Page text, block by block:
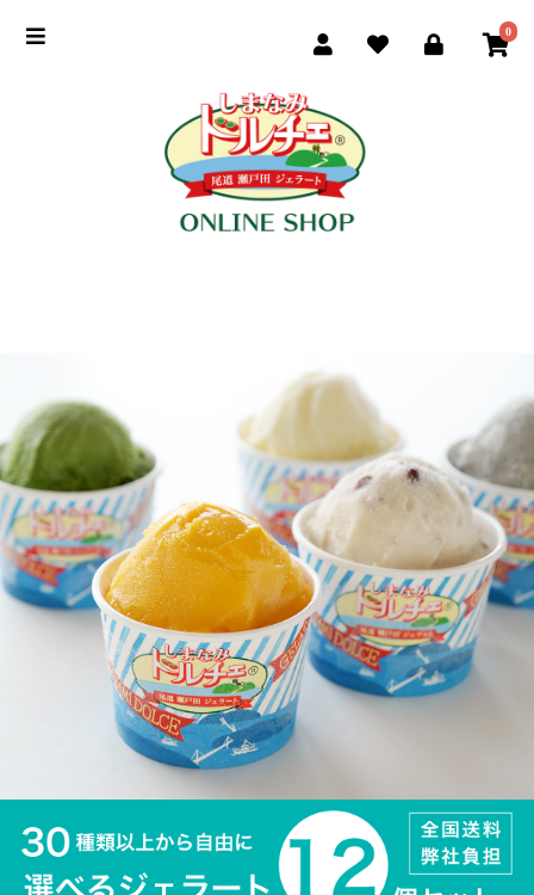
0
季節のおすすめ
商品一覧
ご利用ガイド
ドルチェ公式サイト